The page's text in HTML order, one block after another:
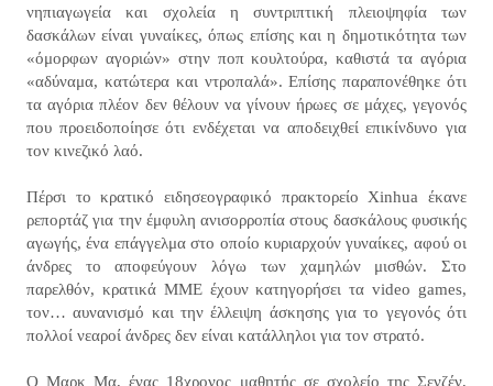
νηπιαγωγεία και σχολεία η συντριπτική πλειοψηφία των
δασκάλων είναι γυναίκες, όπως επίσης και η δημοτικότητα των
«όμορφων αγοριών» στην ποπ κουλτούρα, καθιστά τα αγόρια
«αδύναμα, κατώτερα και ντροπαλά». Επίσης παραπονέθηκε ότι
τα αγόρια πλέον δεν θέλουν να γίνουν ήρωες σε μάχες, γεγονός
που προειδοποίησε ότι ενδέχεται να αποδειχθεί επικίνδυνο για
τον κινεζικό λαό.
Πέρσι το κρατικό ειδησεογραφικό πρακτορείο Xinhua έκανε
ρεπορτάζ για την έμφυλη ανισορροπία στους δασκάλους φυσικής
αγωγής, ένα επάγγελμα στο οποίο κυριαρχούν γυναίκες, αφού οι
άνδρες το αποφεύγουν λόγω των χαμηλών μισθών. Στο
παρελθόν, κρατικά ΜΜΕ έχουν κατηγορήσει τα video games,
τον… αυνανισμό και την έλλειψη άσκησης για το γεγονός ότι
πολλοί νεαροί άνδρες δεν είναι κατάλληλοι για τον στρατό.
Ο Μαρκ Μα, ένας 18χρονος μαθητής σε σχολείο της Σενζέν,